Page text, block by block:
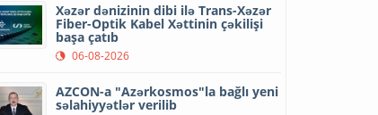
Xəzər dənizinin dibi ilə Trans-Xəzər
Fiber-Optik Kabel Xəttinin çəkilişi
başa çatıb
06-08-2026
AZCON-a "Azərkosmos"la bağlı yeni
səlahiyyətlər verilib